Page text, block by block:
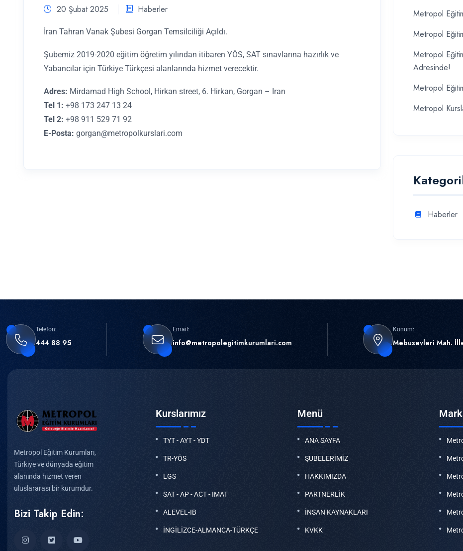
20 Şubat 2025 Haberler
İran Tahran Vanak Şubesi Gorgan Temsilciliği Açıldı.
Şubemiz 2019-2020 eğitim öğretim yılından itibaren YÖS, SAT sınavlarına hazırlık ve
Yabancılar için Türkiye Türkçesi alanlarında hizmet verecektir.
Adres: Mirdamad High School, Hirkan street, 6. Hirkan, Gorgan – Iran
Tel 1: +98 173 247 13 24
Tel 2: +98 911 529 71 92
E-Posta: gorgan@metropolkurslari.com
Metropol
Metropol
Metropol
Adresinde!
Metropol
Metropol
Haberler
Telefon:
444 88 95
Email:
info@metropolegitimkurumlari.com
Konum:
Mebusevleri Mah.
Metropol Eğitim Kurumları,
Türkiye ve dünyada eğitim
alanında hizmet veren
uluslararası bir kurumdur.
Bizi Takip Edin:
Kurslarımız
TYT - AYT - YDT
TR-YÖS
LGS
SAT - AP - ACT - IMAT
ALEVEL-IB
İNGİLİZCE-ALMANCA-TÜRKÇE
Menü
ANA SAYFA
ŞUBELERİMİZ
HAKKIMIZDA
PARTNERLİK
İNSAN KAYNAKLARI
KVKK